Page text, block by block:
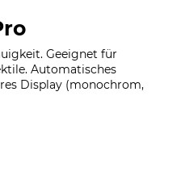
Geeignet für
Automatisches
Display (monochrom,